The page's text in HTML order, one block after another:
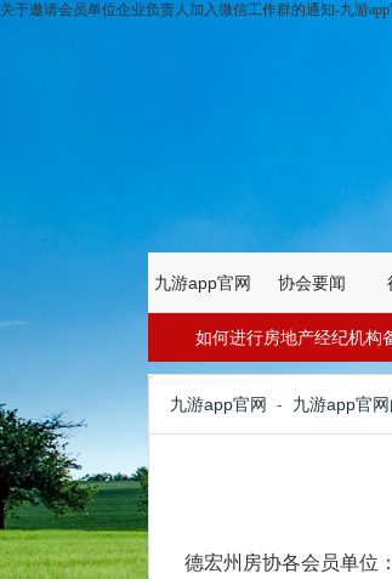
关于邀请会员单位企业负责人加入微信工作群的通知-九游app
九游app官网 协会要闻
如何进行房地产经纪机构
九游app官网 - 九游app官
德宏州房协各会员单位：